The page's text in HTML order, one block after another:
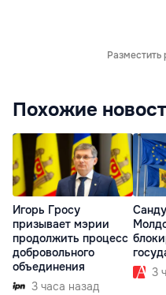
Разместить
Похожие
Игорь Гросу
призывает мэрии
продолжить процесс
добровольного
объединения
3 часа назад
3